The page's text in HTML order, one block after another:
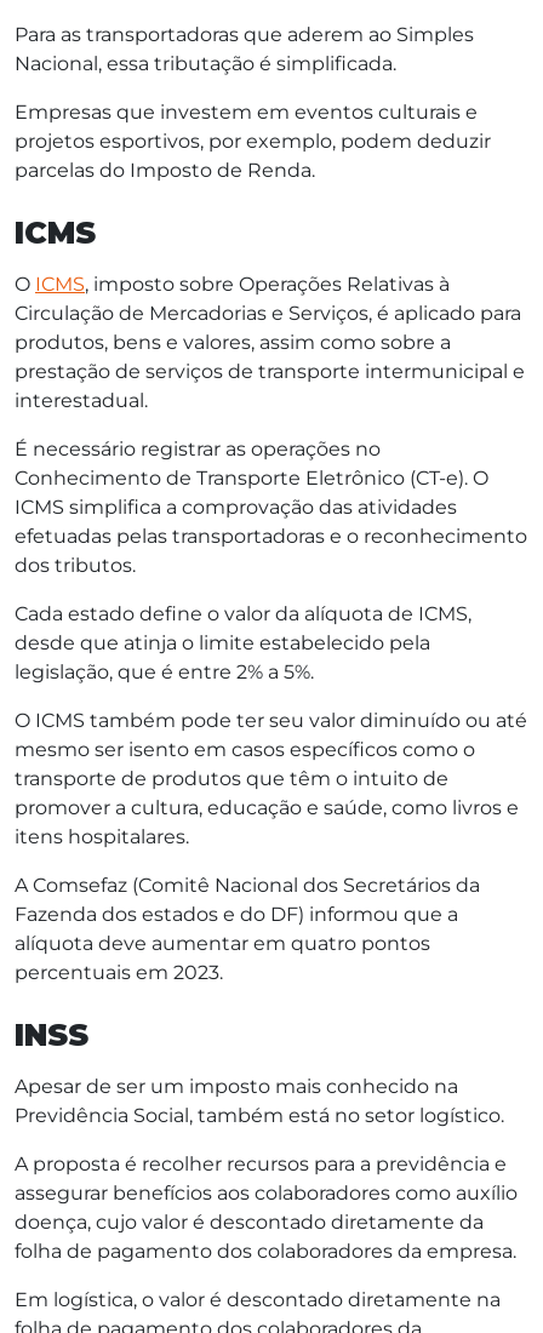
Para as transportadoras que aderem ao Simples
Nacional, essa tributação é simplificada.
Empresas que investem em eventos culturais e
projetos esportivos, por exemplo, podem deduzir
parcelas do Imposto de Renda.
ICMS
O ICMS, imposto sobre Operações Relativas à
Circulação de Mercadorias e Serviços, é aplicado para
produtos, bens e valores, assim como sobre a
prestação de serviços de transporte intermunicipal e
interestadual.
É necessário registrar as operações no
Conhecimento de Transporte Eletrônico (CT-e). O
ICMS simplifica a comprovação das atividades
efetuadas pelas transportadoras e o reconhecimento
dos tributos.
Cada estado define o valor da alíquota de ICMS,
desde que atinja o limite estabelecido pela
legislação, que é entre 2% a 5%.
O ICMS também pode ter seu valor diminuído ou até
mesmo ser isento em casos específicos como o
transporte de produtos que têm o intuito de
promover a cultura, educação e saúde, como livros e
itens hospitalares.
A Comsefaz (Comitê Nacional dos Secretários da
Fazenda dos estados e do DF) informou que a
alíquota deve aumentar em quatro pontos
percentuais em 2023.
INSS
Apesar de ser um imposto mais conhecido na
Previdência Social, também está no setor logístico.
A proposta é recolher recursos para a previdência e
assegurar benefícios aos colaboradores como auxílio
doença, cujo valor é descontado diretamente da
folha de pagamento dos colaboradores da empresa.
Em logística, o valor é descontado diretamente na